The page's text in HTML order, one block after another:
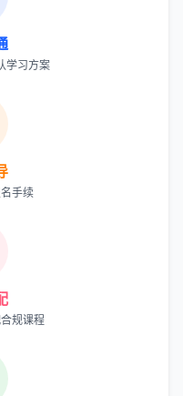
学习方案
手续
规课程